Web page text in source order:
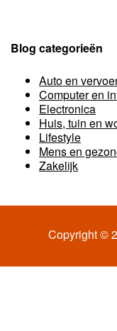
Blog categorieën
Auto en
Computer en
Electronica
Huis, tuin en
Lifestyle
Mens en
Zakelijk
Copyright ©